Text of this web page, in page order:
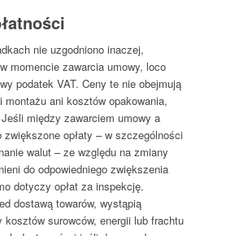
nie uzgodniono inaczej,
momencie zawarcia umowy, loco
podatek VAT. Ceny te nie obejmują
ani kosztów opakowania,
między zawarciem umowy a
opłaty – w szczególności
walut – ze względu na zmiany
do odpowiedniego zwiększenia
dotyczy opłat za inspekcję.
dostawą towarów, wystąpią
surowców, energii lub frachtu